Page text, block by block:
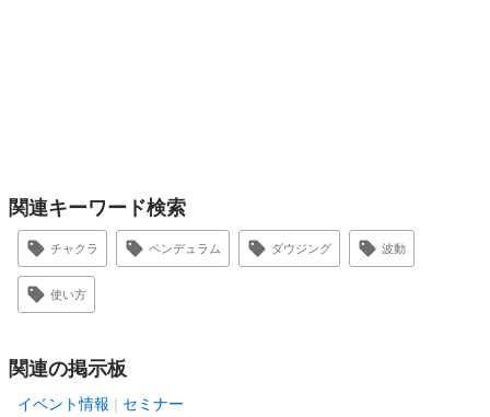
関連キーワード検索
チャクラ ペンデュラム ダウジング 波動
使い方
関連の掲示板
イベント情報 セミナー